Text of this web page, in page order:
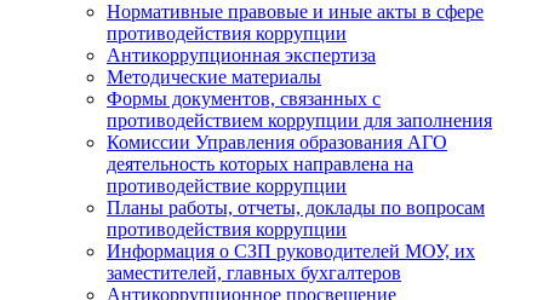
Нормативные правовые и иные акты в сфере
противодействия коррупции
Антикоррупционная экспертиза
Методические материалы
Формы документов, связанных с
противодействием коррупции для заполнения
Комиссии Управления образования АГО
деятельность которых направлена на
противодействие коррупции
Планы работы, отчеты, доклады по вопросам
противодействия коррупции
Информация о СЗП руководителей МОУ, их
заместителей, главных бухгалтеров
Антикоррупционное просвещение